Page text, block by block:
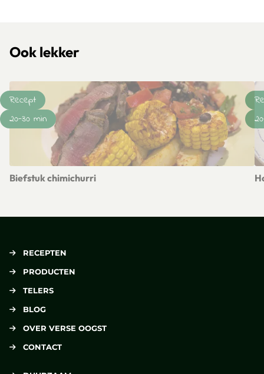
Ook lekker
Biefstuk chimichurri
Recept
20-30 min
RECEPTEN
PRODUCTEN
TELERS
BLOG
OVER VERSE OOGST
CONTACT